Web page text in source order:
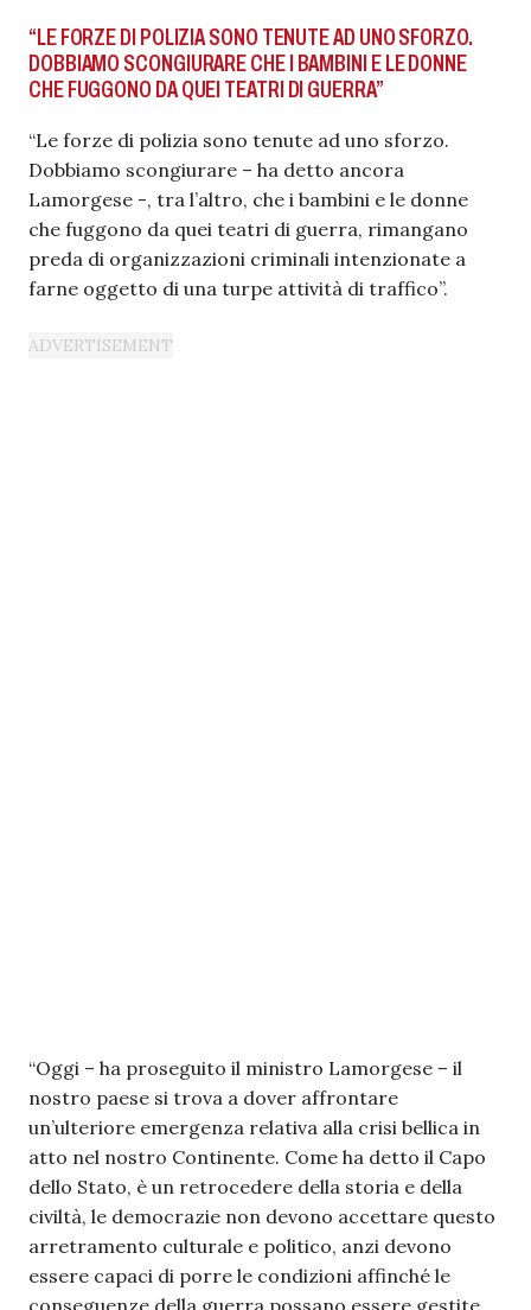
“LE FORZE DI POLIZIA SONO TENUTE AD UNO SFORZO.
DOBBIAMO SCONGIURARE CHE I BAMBINI E LE DONNE
CHE FUGGONO DA QUEI TEATRI DI GUERRA”
“Le forze di polizia sono tenute ad uno sforzo.
Dobbiamo scongiurare – ha detto ancora
Lamorgese -, tra l’altro, che i bambini e le donne
che fuggono da quei teatri di guerra, rimangano
preda di organizzazioni criminali intenzionate a
farne oggetto di una turpe attività di traffico”.
“Oggi – ha proseguito il ministro Lamorgese – il
nostro paese si trova a dover affrontare
un’ulteriore emergenza relativa alla crisi bellica in
atto nel nostro Continente. Come ha detto il Capo
dello Stato, è un retrocedere della storia e della
civiltà, le democrazie non devono accettare questo
arretramento culturale e politico, anzi devono
essere capaci di porre le condizioni affinché le
conseguenze della guerra possano essere gestite